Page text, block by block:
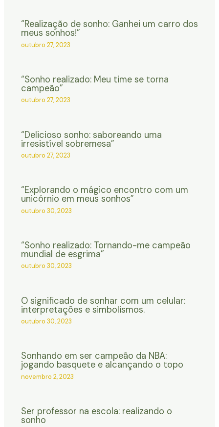
“Realização de sonho: Ganhei um carro dos
meus sonhos!”
outubro 27, 2023
“Sonho realizado: Meu time se torna
campeão”
outubro 27, 2023
“Delicioso sonho: saboreando uma
irresistível sobremesa”
outubro 27, 2023
“Explorando o mágico encontro com um
unicórnio em meus sonhos”
outubro 30, 2023
“Sonho realizado: Tornando-me campeão
mundial de esgrima”
outubro 30, 2023
O significado de sonhar com um celular:
interpretações e simbolismos.
outubro 30, 2023
Sonhando em ser campeão da NBA:
jogando basquete e alcançando o topo
novembro 2, 2023
Ser professor na escola: realizando o
sonho